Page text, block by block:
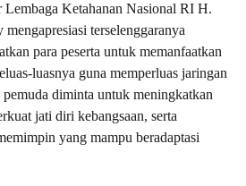
Lembaga Ketahanan Nasional RI H.
terselenggaranya
para peserta untuk memanfaatkan
luasnya guna memperluas jaringan
pemuda diminta untuk meningkatkan
jati diri kebangsaan, serta
yang mampu beradaptasi